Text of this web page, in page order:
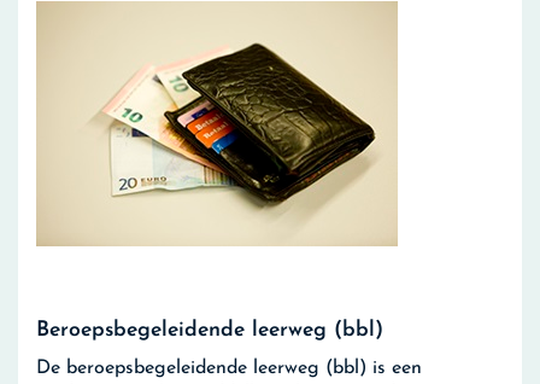
Beroepsbegeleidende leerweg (bbl)
De beroepsbegeleidende leerweg (bbl) is een